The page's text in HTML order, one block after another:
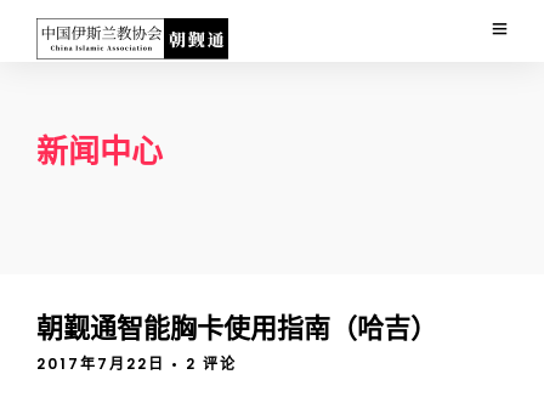
新闻中心
朝觐通智能胸卡使用指南（哈吉）
2017年7月22日 • 2 评论